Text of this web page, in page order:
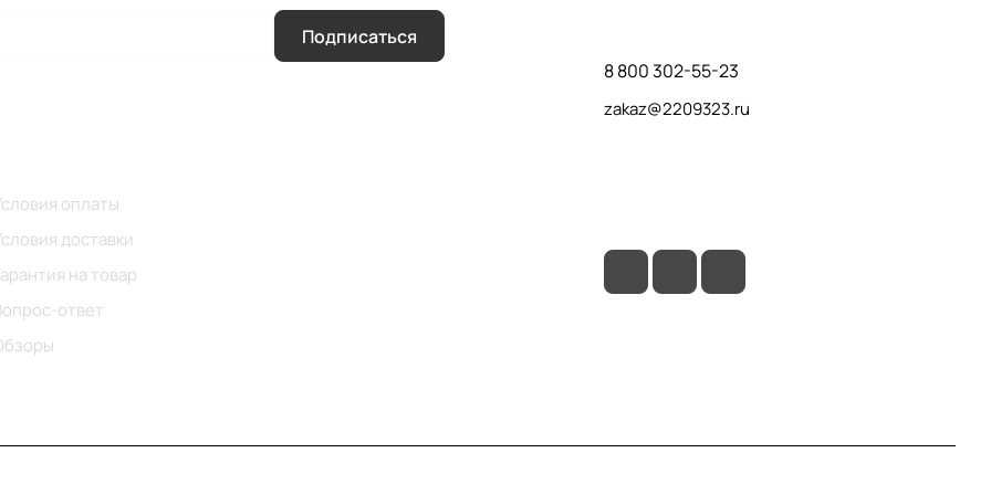
Подписаться
оплаты
доставки
на товар
ответ
8 800 302-55-23
zakaz@2209323.ru